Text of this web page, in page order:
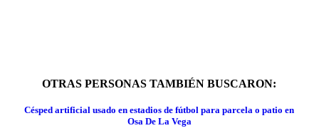
OTRAS PERSONAS TAMBIÉN BUSCARON:
Césped artificial usado en estadios de fútbol para parcela o patio en
Osa De La Vega